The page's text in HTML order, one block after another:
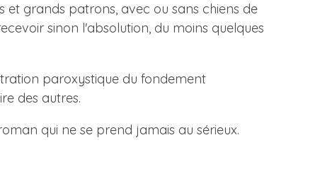
et grands patrons, avec ou sans chiens de
sinon l'absolution, du moins quelques
paroxystique du fondement
des autres.
qui ne se prend jamais au sérieux.